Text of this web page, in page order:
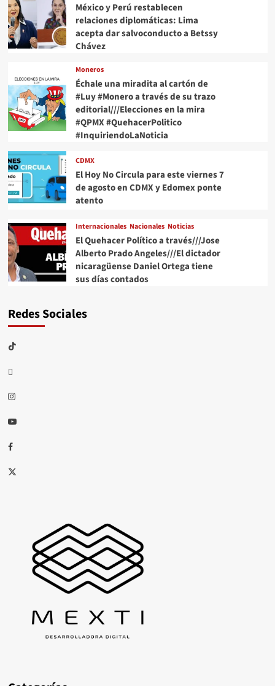
México y Perú restablecen
relaciones diplomáticas: Lima
acepta dar salvoconducto a Betssy
Chávez
Moneros
Échale una miradita al cartón de
#Luy #Monero a través de su trazo
editorial///Elecciones en la mira
#QPMX #QuehacerPolitico
#InquiriendoLaNoticia
CDMX
El Hoy No Circula para este viernes 7
de agosto en CDMX y Edomex ponte
atento
Internacionales Nacionales Noticias
El Quehacer Político a través///Jose
Alberto Prado Angeles///El dictador
nicaragüense Daniel Ortega tiene
sus días contados
Redes Sociales
TikTok
threads
Instagram
Youtube
Facebook
X